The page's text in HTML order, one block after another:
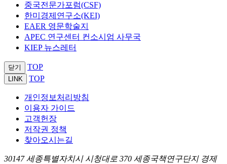
중국전문가포럼(CSF)
한미경제연구소(KEI)
EAER 영문학술지
APEC 연구센터 컨소시엄 사무국
KIEP 뉴스레터
닫기 TOP
LINK TOP
개인정보처리방침
이용자 가이드
고객헌장
저작권 정책
찾아오시는길
30147 세종특별자치시 시청대로 370 세종국책연구단지 경제